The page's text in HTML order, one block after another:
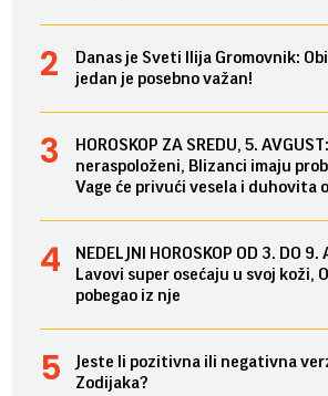
Danas je Sveti Ilija Gromovnik:
jedan je posebno važan!
HOROSKOP ZA SREDU, 5.
neraspoloženi, Blizanci imaju
Vage će privući vesela i duhovita
NEDELJNI HOROSKOP OD 3. DO
Lavovi super osećaju u svoj koži,
pobegao iz nje
Jeste li pozitivna ili negativna
Zodijaka?